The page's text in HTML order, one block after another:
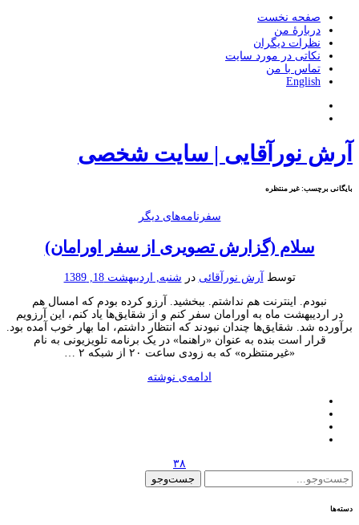
صفحه نخست
دربارۀ من
نظرات دیگران
نکاتی در مورد سایت
تماس با من
English
آرش نورآقایی | سایت شخصی
بایگانی برچسب: غير منتظره
سفرنامه‌های دیگر
سلام (گزارش تصویری از سفر اورامان)
توسط آرش نورآقائی در شنبه, اردیبهشت 18, 1389
نبودم. اینترنت هم نداشتم. ببخشید. آرزو کرده بودم که امسال هم
در اردیبهشت ماه به اورامان سفر کنم و از شقایق‌ها یاد کنم، این آرزویم
برآورده شد. شقایق‌ها چندان نبودند که انتظار داشتم، اما بهار خوب آمده بود.
قرار است بنده به عنوان «راهنما» در یک برنامه تلویزیونی به نام
«غیرمنتظره» که به زودی ساعت ۲۰ از شبکه ۲ …
ادامه‌ی نوشته
۳۸
جست‌وجو
برای:
دسته‌ها